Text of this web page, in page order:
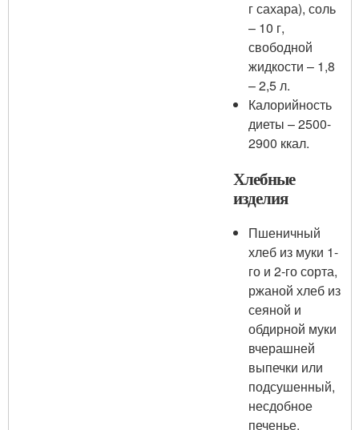
г сахара), соль
– 10 г,
свободной
жидкости – 1,8
– 2,5 л.
Калорийность
диеты – 2500-
2900 ккал.
Хлебные
изделия
Пшеничный
хлеб из муки 1-
го и 2-го сорта,
ржаной хлеб из
сеяной и
обдирной муки
вчерашней
выпечки или
подсушенный,
несдобное
печенье.